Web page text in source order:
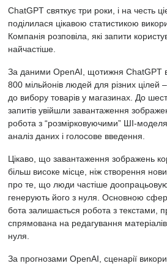
ChatGPT святкує три роки, і на честь
поділилася цікавою статистикою
Компанія розповіла, які запити
найчастіше.
За даними OpenAI, щотижня ChatGPT
800 мільйонів людей для різних цілей
до вибору товарів у магазинах. До
запитів увійшли завантаження
робота з “розмірковуючими” ШІ-
аналіз даних і голосове введення.
Цікаво, що завантаження зображень
більш високе місце, ніж створення
про те, що люди частіше
генерують його з нуля. Основною
бота залишається робота з текстами,
спрямована на редагування
нуля.
За прогнозами OpenAI, сценарії